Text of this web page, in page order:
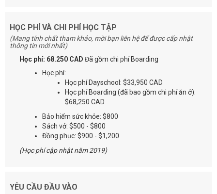
HỌC PHÍ VÀ CHI PHÍ HỌC TẬP
(Mang tính chất tham khảo, mời bạn liên hệ để được cấp nhật
thông tin mới nhất)
Học phí: 68.250 CAD Đã gồm chi phí Boarding
Học phí:
Học phí Dayschool: $33,950 CAD
Học phí Boarding (đã bao gồm chi phí ăn ở):
$68,250 CAD
Bảo hiểm sức khỏe: $800
Sách vở: $500 - $800
Đồng phục: $900 - $1,200
(Học phí cập nhật năm 2019)
YÊU CẦU ĐẦU VÀO